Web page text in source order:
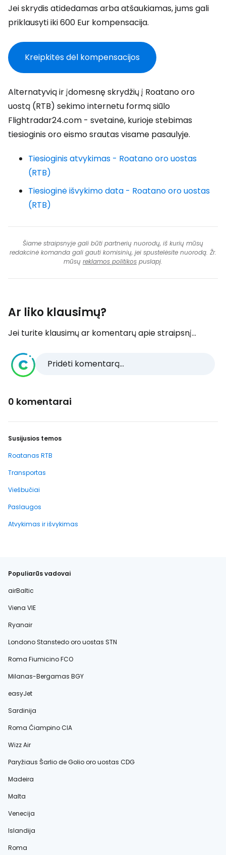
Jei skrydis atidedamas arba atšaukiamas, jums gali
priklausyti iki 600 Eur kompensacija.
Kreipkitės dėl kompensacijos
Alternatyvią ir įdomesnę skrydžių į Roatano oro
uostą (RTB) sekimo internetu formą siūlo
Flightradar24.com - svetainė, kurioje stebimas
tiesioginis oro eismo srautas visame pasaulyje.
Tiesioginis atvykimas - Roatano oro uostas
(RTB)
Tiesioginė išvykimo data - Roatano oro uostas
(RTB)
Šiame straipsnyje gali būti partnerių nuorodų, iš kurių mūsų
redakcinė komanda gali gauti komisinių, jei spustelėsite nuorodą. Žr.
mūsų reklamos politikos puslapį.
Ar liko klausimų?
Jei turite klausimų ar komentarų apie straipsnį...
Pridėti komentarą...
0 komentarai
Susijusios temos
Roatanas RTB
Transportas
Viešbučiai
Paslaugos
Atvykimas ir išvykimas
Populiarūs vadovai
airBaltic
Viena VIE
Ryanair
Londono Stanstedo oro uostas STN
Roma Fiumicino FCO
Milanas-Bergamas BGY
easyJet
Sardinija
Roma Čiampino CIA
Wizz Air
Paryžiaus Šarlio de Golio oro uostas CDG
Madeira
Malta
Venecija
Islandija
Roma